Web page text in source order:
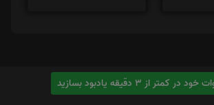
در کمتر از 3 دقیقه یادبود بسازید